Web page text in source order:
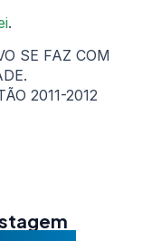
.
SE FAZ COM
2011-2012